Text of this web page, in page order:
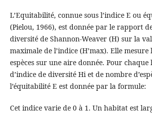
L’Equitabilité, connue sous l’indice E ou
(Pielou, 1966), est donnée par le rapport
diversité de Shannon-Weaver (H) sur la
maximale de l’indice (H’max). Elle
espèces sur une aire donnée. Pour
d’indice de diversité Hi et de nombre
l’équitabilité E est donnée par la formule:
Cet indice varie de 0 à 1. Un habitat est